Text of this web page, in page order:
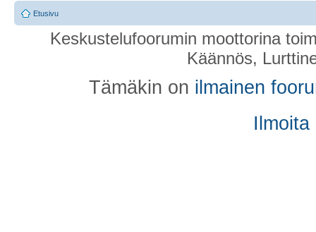
Etusivu
Keskustelufoorumin moottorina
Käännös,
Tämäkin on ilmainen